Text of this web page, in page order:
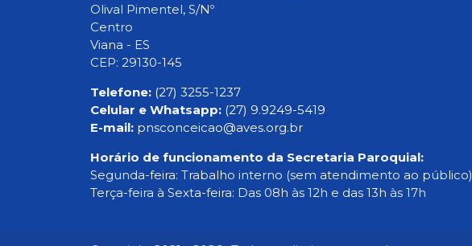
Olival Pimentel, S/Nº
Centro
Viana - ES
CEP: 29130-145
Telefone: (27) 3255-1237
Celular e Whatsapp: (27) 9.9249-5419
E-mail: pnsconceicao@aves.org.br
Horário de funcionamento da Secretaria Paroquial:
Segunda-feira: Trabalho interno (sem atendimento ao público)
Terça-feira à Sexta-feira: Das 08h às 12h e das 13h às 17h